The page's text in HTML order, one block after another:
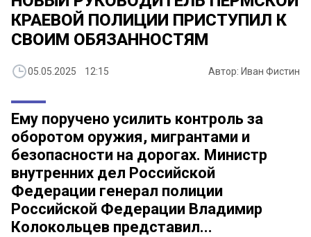
КРАЕВОЙ ПОЛИЦИИ ПРИСТУПИЛ К
СВОИМ ОБЯЗАННОСТЯМ
05.05.2025 12:15 Автор: Иван Фистин
Ему поручено усилить контроль за
оборотом оружия, мигрантами и
безопасности на дорогах. Министр
внутренних дел Российской
Федерации генерал полиции
Российской Федерации Владимир
Колокольцев представил...